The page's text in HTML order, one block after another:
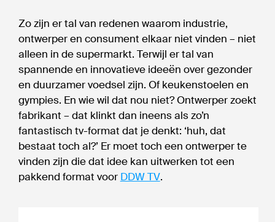
Zo zijn er tal van redenen waarom industrie,
ontwerper en consument elkaar niet vinden – niet
alleen in de supermarkt. Terwijl er tal van
spannende en innovatieve ideeën over gezonder
en duurzamer voedsel zijn. Of keukenstoelen en
gympies. En wie wil dat nou niet? Ontwerper zoekt
fabrikant – dat klinkt dan ineens als zo’n
fantastisch tv-format dat je denkt: ‘huh, dat
bestaat toch al?’ Er moet toch een ontwerper te
vinden zijn die dat idee kan uitwerken tot een
pakkend format voor DDW TV.